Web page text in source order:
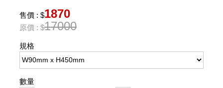
售價 : $1870
原價 : $17000
規格
數量